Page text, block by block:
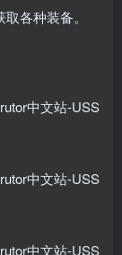
取各种装备。